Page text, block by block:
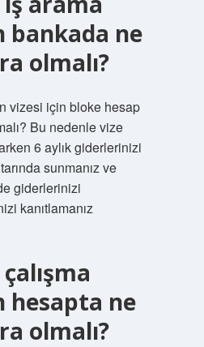
bankada ne
olmalı?
vizesi için bloke hesap
Bu nedenle vize
6 aylık giderlerinizi
sunmanız ve
giderlerinizi
kanıtlamanız
hesapta ne
olmalı?